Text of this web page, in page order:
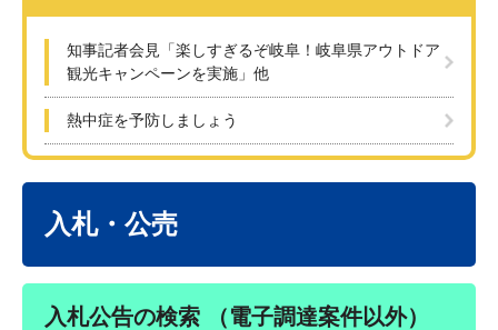
知事記者会見「楽しすぎるぞ岐阜！岐阜県アウトドア
観光キャンペーンを実施」他
熱中症を予防しましょう
入札・公売
入札公告の検索 （電子調達案件以外）